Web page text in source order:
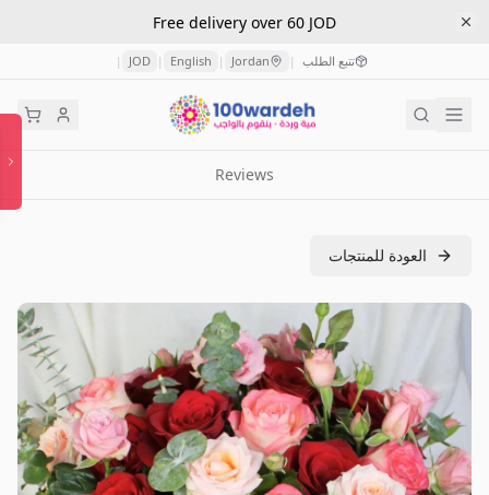
Free delivery over 60 JOD
تتبع الطلب |
Jordan
|
English
|
JOD
|
Reviews
العودة للمنتجات